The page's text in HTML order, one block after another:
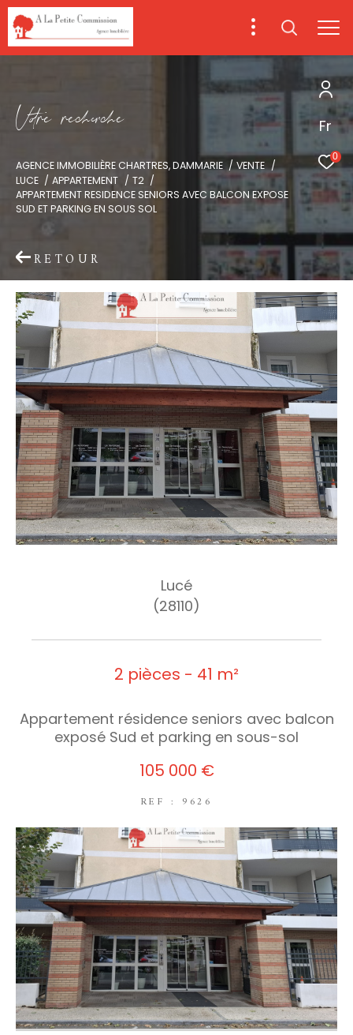
Fr
0
Vore recece
AGENCE IMMOBILIÈRE CHARTRES, DAMMARIE
VENTE
LUCE
APPARTEMENT
T2
APPARTEMENT RESIDENCE SENIORS AVEC BALCON EXPOSE
SUD ET PARKING EN SOUS SOL
RETOUR
Lucé
(28110)
2 pièces - 41 m²
Appartement résidence seniors avec balcon
exposé Sud et parking en sous-sol
105 000 €
REF : 9626